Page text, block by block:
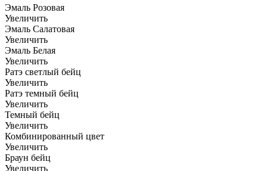
Эмаль Розовая
Увеличить
Эмаль Салатовая
Увеличить
Эмаль Белая
Увеличить
Ратэ светлый бейц
Увеличить
Ратэ темный бейц
Увеличить
Темный бейц
Увеличить
Комбинированный цвет
Увеличить
Браун бейц
Увеличить